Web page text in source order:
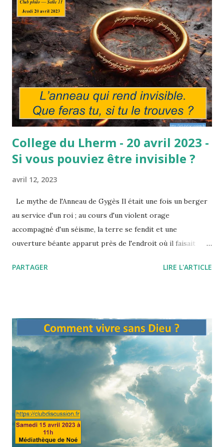
considère, contrairement à Kohlberg, que le jugement
moral doit être relativisé par le contexte : " Il n'y a pas que
l'égalité. Il faut prendre en considération la façon dont les
gens vont pouvoir mener leur vie ". Il affirme que ce ne sont
pas les principes de justice mais le " bien " (bonheur
personnel, choix de vie : éthique) qui guident les choix
d'une personne, et si ce " bien " lui-même est relatif au
contexte...
College du Lherm - 20 avril 2023 -
Si vous pouviez être invisible ?
avril 12, 2023
Le mythe de l'Anneau de Gygès Il était une fois un berger
au service d'un roi ; au cours d'un violent orage
accompagné d'un séisme, la terre se fendit et une
ouverture béante apparut près de l'endroit où il faisait
descendit et vit, parmi bien d'autres merveilles, un cheval
main, un anneau d'or, qu'il lui déroba. Et il s'en fut.
Lorsqu'arriva le jour de la réunion des bergers, en vue
d'aller faire au roi le rapport mensuel sur l'état des
troupeaux, il y vint portant cet anneau au doigt. Alors qu'il
était assis au milieu des autres, il lui arriva par hasard de
tourner la bague autour de son doigt, vers l'intérieur de sa
main. Il devint soudain invisible à ceux qui étai...
PARTAGER LIRE L'ARTICLE